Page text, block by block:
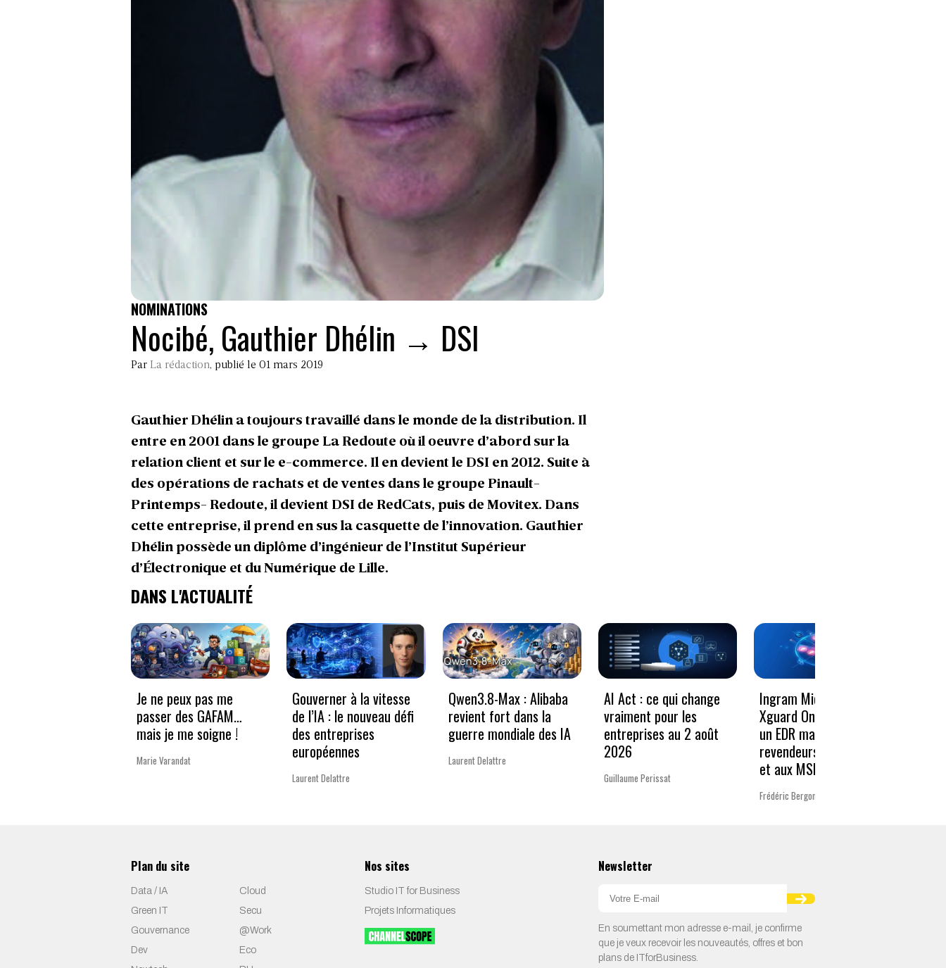
NOMINATIONS
Nocibé, Gauthier Dhélin → DSI
Par La rédaction, publié le 01 mars 2019
Gauthier Dhélin a toujours travaillé dans le monde de la distribution. Il
entre en 2001 dans le groupe La Redoute où il oeuvre d’abord sur la
relation client et sur le e-commerce. Il en devient le DSI en 2012. Suite à
des opérations de rachats et de ventes dans le groupe Pinault-
Printemps- Redoute, il devient DSI de RedCats, puis de Movitex. Dans
cette entreprise, il prend en sus la casquette de l’innovation. Gauthier
Dhélin possède un diplôme d’ingénieur de l’Institut Supérieur
d’Électronique et du Numérique de Lille.
DANS L'ACTUALITÉ
Je ne peux pas me
passer des GAFAM…
mais je me soigne !
Marie Varandat
Gouverner à la vitesse
de l’IA : le nouveau défi
des entreprises
européennes
Laurent Delattre
Qwen3.8-Max : Alibaba
revient fort dans la
guerre mondiale des IA
Laurent Delattre
AI Act : ce qui change
vraiment pour les
entreprises au 2 août
2026
Guillaume Perissat
Ingram Micro et
Xguard One proposent
un EDR managé aux
revendeurs Microsoft
et aux MSP
Frédéric Bergonzoli
Plan du site
Data / IA
Cloud
Green IT
Secu
Gouvernance
@Work
Dev
Eco
Nos sites
Studio IT for Business
Projets Informatiques
Newsletter
En soumettant mon adresse e-mail, je confirme
que je veux recevoir les nouveautés, offres et bon
plans de ITforBusiness.